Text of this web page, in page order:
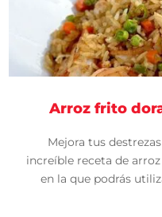
Arroz frito
Mejora tus
increíble receta de
en la que podrás